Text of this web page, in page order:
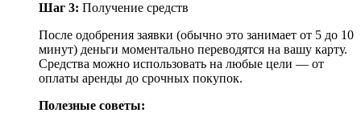
Шаг 3: Получение средств
После одобрения заявки (обычно это занимает от 5 до 10
минут) деньги моментально переводятся на вашу карту.
Средства можно использовать на любые цели — от
оплаты аренды до срочных покупок.
Полезные советы: